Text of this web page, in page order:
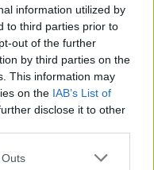
information utilized by
to third parties prior to
out of the further
by third parties on the
This information may
on the IAB’s List of
disclose it to other
nie tak, jak
o sobie?
Mój problem
rodzinnych,
rodziny i pacjenta